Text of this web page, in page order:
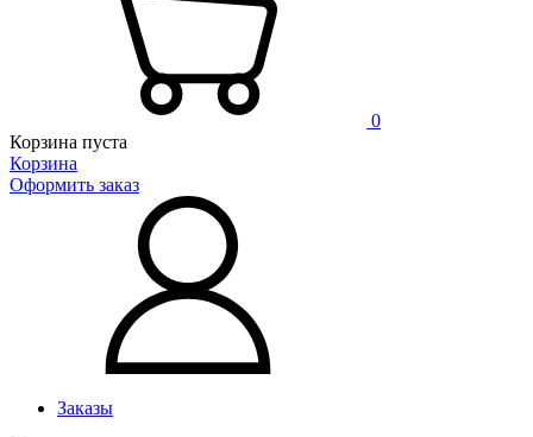
0
Корзина пуста
Корзина
Оформить заказ
Заказы